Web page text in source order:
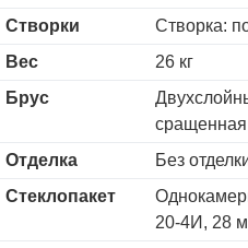
Створки
Створка:
Вес
26 кг
Брус
сращенная
Отделка
Без
Стеклопакет
20-4И, 28